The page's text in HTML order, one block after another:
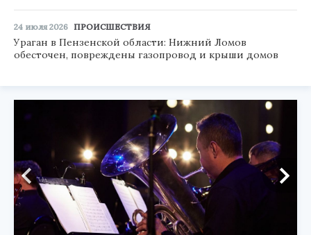
24 июля 2026 ПРОИСШЕСТВИЯ
Ураган в Пензенской области: Нижний Ломов
обесточен, повреждены газопровод и крыши домов